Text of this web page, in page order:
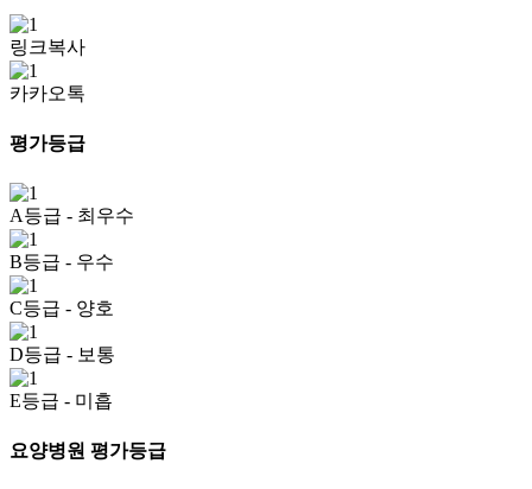
링크복사
카카오톡
평가등급
A등급 - 최우수
B등급 - 우수
C등급 - 양호
D등급 - 보통
E등급 - 미흡
요양병원 평가등급